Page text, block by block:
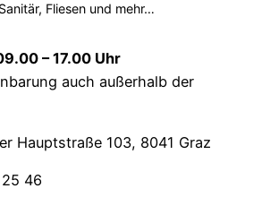
Fliesen und mehr…
– 17.00 Uhr
auch außerhalb der
Hauptstraße 103, 8041 Graz
46